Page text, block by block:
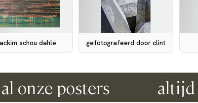
schou dahle gefotografeerd door clint
posters
altijd